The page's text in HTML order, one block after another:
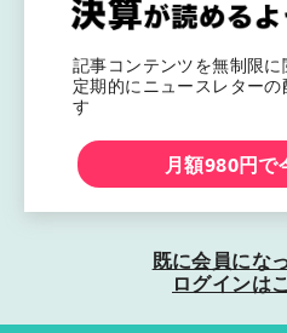
記事コンテンツを無制限
定期的にニュースレター
す
月額980円で
既に会員にな
ログインは